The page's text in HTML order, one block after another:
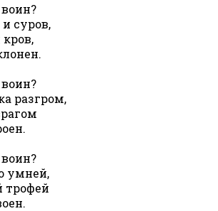
и суров,
разгром,
умней,
трофей